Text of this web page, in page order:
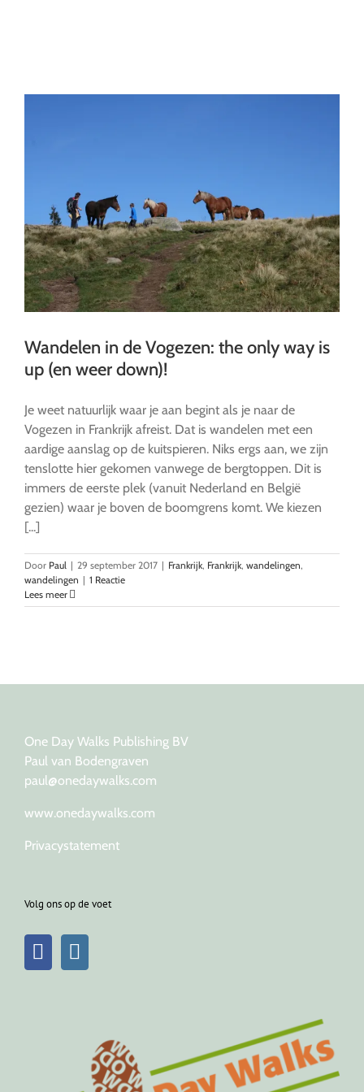
Wandelen in de Vogezen: the only way is
up (en weer down)!
Je weet natuurlijk waar je aan begint als je naar de
Vogezen in Frankrijk afreist. Dat is wandelen met een
aardige aanslag op de kuitspieren. Niks ergs aan, we zijn
tenslotte hier gekomen vanwege de bergtoppen. Dit is
immers de eerste plek (vanuit Nederland en België
gezien) waar je boven de boomgrens komt. We kiezen
[...]
Door Paul | 29 september 2017 | Frankrijk, Frankrijk, wandelingen,
wandelingen | 1 Reactie
Lees meer
One Day Walks Publishing BV
Paul van Bodengraven
paul@onedaywalks.com
www.onedaywalks.com
Privacystatement
Volg ons op de voet